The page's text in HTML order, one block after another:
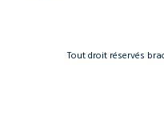
Tout droit réservés